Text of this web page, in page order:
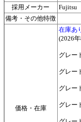
採用メーカー
Fujitsu
備考・その他特徴
価格・在庫
在庫あ
(2026
グレー
グレー
グレー
グレー